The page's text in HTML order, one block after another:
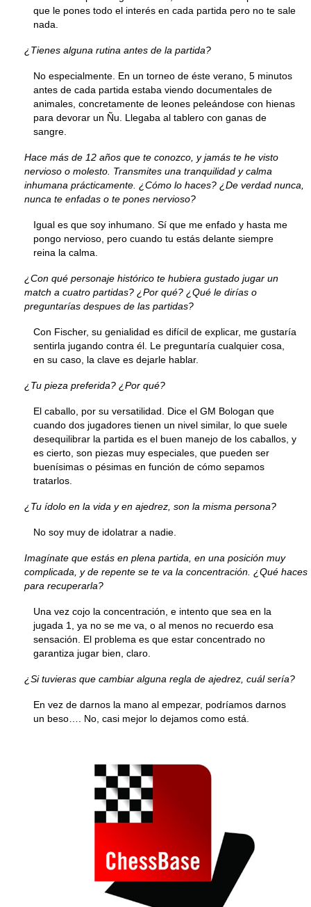
que le pones todo el interés en cada partida pero no te sale
nada.
¿Tienes alguna rutina antes de la partida?
No especialmente. En un torneo de éste verano, 5 minutos
antes de cada partida estaba viendo documentales de
animales, concretamente de leones peleándose con hienas
para devorar un Ñu. Llegaba al tablero con ganas de
sangre.
Hace más de 12 años que te conozco, y jamás te he visto
nervioso o molesto. Transmites una tranquilidad y calma
inhumana prácticamente. ¿Cómo lo haces? ¿De verdad nunca,
nunca te enfadas o te pones nervioso?
Igual es que soy inhumano. Sí que me enfado y hasta me
pongo nervioso, pero cuando tu estás delante siempre
reina la calma.
¿Con qué personaje histórico te hubiera gustado jugar un
match a cuatro partidas? ¿Por qué? ¿Qué le dirías o
preguntarías despues de las partidas?
Con Fischer, su genialidad es difícil de explicar, me gustaría
sentirla jugando contra él. Le preguntaría cualquier cosa,
en su caso, la clave es dejarle hablar.
¿Tu pieza preferida? ¿Por qué?
El caballo, por su versatilidad. Dice el GM Bologan que
cuando dos jugadores tienen un nivel similar, lo que suele
desequilibrar la partida es el buen manejo de los caballos, y
es cierto, son piezas muy especiales, que pueden ser
buenísimas o pésimas en función de cómo sepamos
tratarlos.
¿Tu ídolo en la vida y en ajedrez, son la misma persona?
No soy muy de idolatrar a nadie.
Imagínate que estás en plena partida, en una posición muy
complicada, y de repente se te va la concentración. ¿Qué haces
para recuperarla?
Una vez cojo la concentración, e intento que sea en la
jugada 1, ya no se me va, o al menos no recuerdo esa
sensación. El problema es que estar concentrado no
garantiza jugar bien, claro.
¿Si tuvieras que cambiar alguna regla de ajedrez, cuál sería?
En vez de darnos la mano al empezar, podríamos darnos
un beso…. No, casi mejor lo dejamos como está.